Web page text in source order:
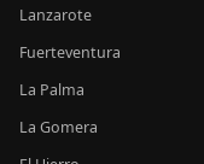
Lanzarote
Fuerteventura
La Palma
La Gomera